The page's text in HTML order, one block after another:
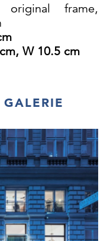
original frame,
W 10.5 cm